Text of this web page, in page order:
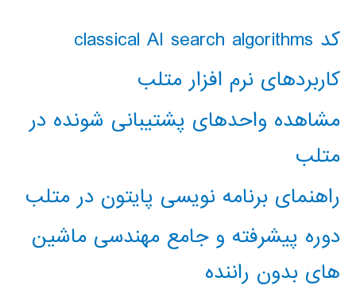
کد classical AI search algorithms
کاربردهای نرم افزار متلب
مشاهده واحدهای پشتیبانی شونده در
متلب
راهنمای برنامه نویسی پایتون در متلب
دوره پیشرفته و جامع مهندسی ماشین
های بدون راننده